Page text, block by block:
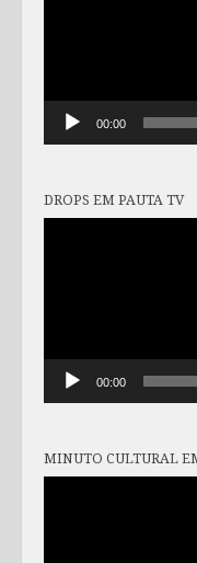
00:00
DROPS EM PAUTA TV
00:00
MINUTO CULTURAL